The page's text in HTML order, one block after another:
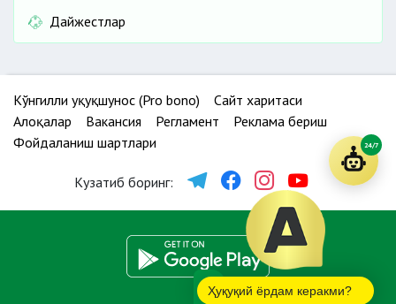
Дайжестлар
Кўнгилли ҳуқуқшунос (Pro bono)
Сайт харитаси
Алоқалар
Вакансия Регламент
Реклама бериш
Фойдаланиш шартлари
Кузатиб боринг:
Ҳуқуқий ёрдам керакми?
24/7